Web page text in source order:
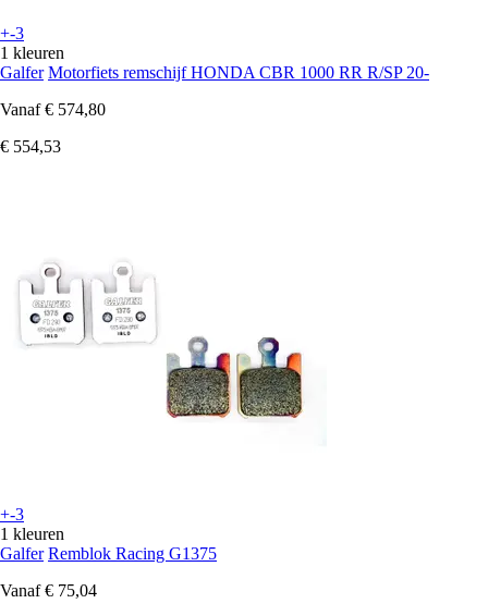
+-3
1 kleuren
Galfer Motorfiets remschijf HONDA CBR 1000 RR R/SP 20-
Vanaf € 574,80
€ 554,53
+-3
1 kleuren
Galfer Remblok Racing G1375
Vanaf € 75,04